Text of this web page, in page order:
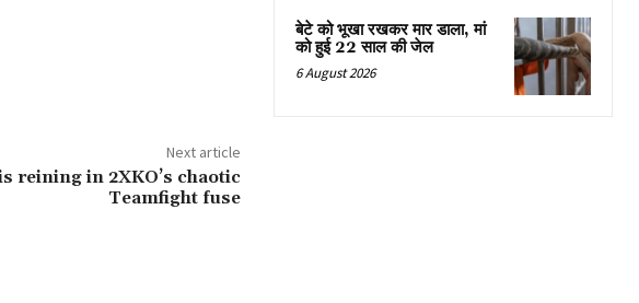
Next article
reining in 2XKO’s chaotic
Teamfight fuse
बेटे को भूखा रखकर मार डाला, मां
को हुई 22 साल की जेल
6 August 2026